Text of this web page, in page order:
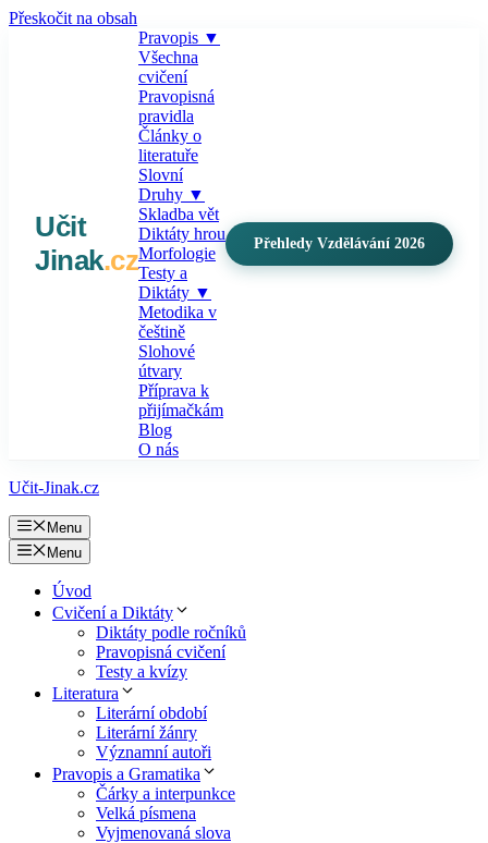
Přeskočit na obsah
Učit
Jinak.cz
Pravopis ▼
Všechna
cvičení
Pravopisná
pravidla
Články o
literatuře
Slovní
Druhy ▼
Skladba vět
Diktáty hrou
Morfologie
Testy a
Diktáty ▼
Metodika v
češtině
Slohové
útvary
Příprava k
přijímačkám
Blog
O nás
Přehledy Vzdělávání 2026
Učit-Jinak.cz
Menu
Menu
Úvod
Cvičení a Diktáty
Diktáty podle ročníků
Pravopisná cvičení
Testy a kvízy
Literatura
Literární období
Literární žánry
Významní autoři
Pravopis a Gramatika
Čárky a interpunkce
Velká písmena
Vyjmenovaná slova